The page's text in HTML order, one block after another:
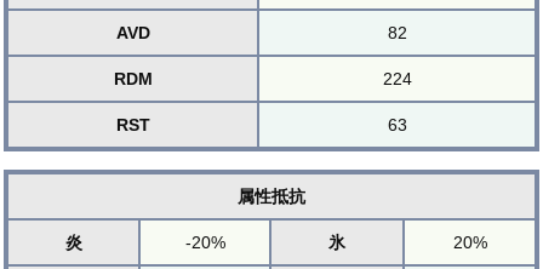
AVD 82
RDM 224
RST 63
属性抵抗
炎 -20% 氷 20%